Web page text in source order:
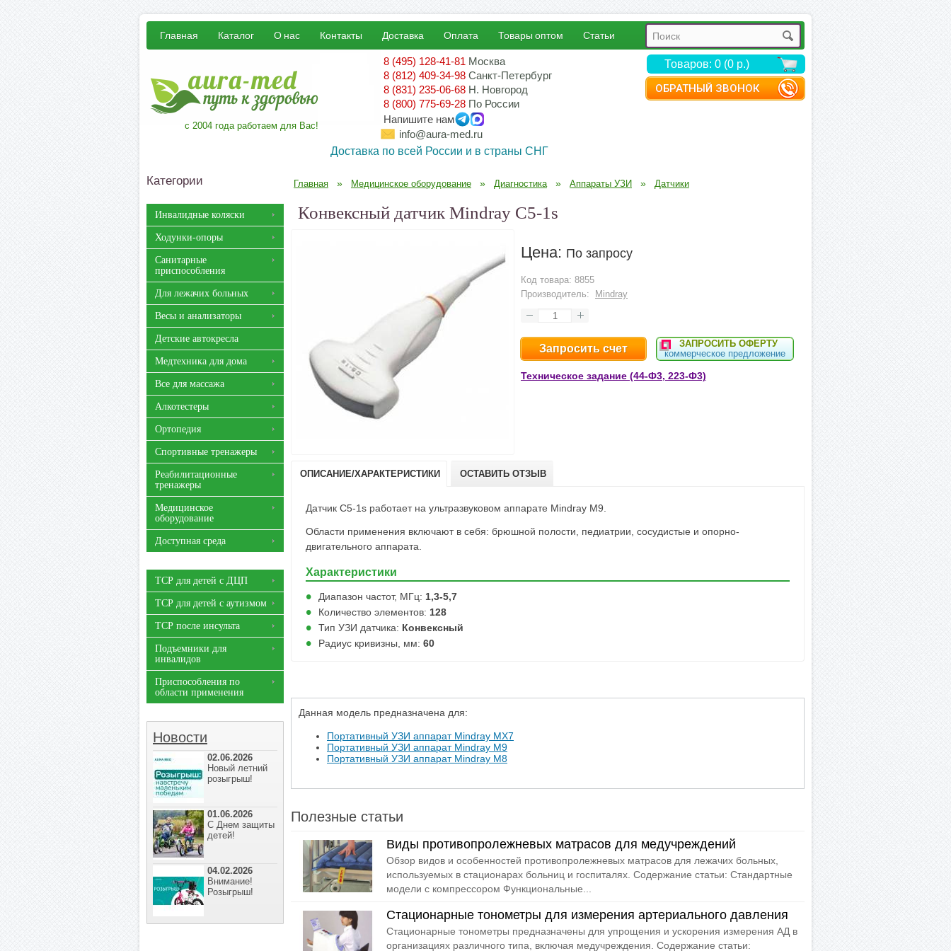
ОБРАТНЫЙ ЗВОНОК
Главная Каталог О нас Контакты Доставка Оплата Товары оптом Статьи
с 2004 года работаем для Вас!
8 (495) 128-41-81 Москва
8 (812) 409-34-98 Санкт-Петербург
8 (831) 235-06-68 Н. Новгород
8 (800) 775-69-28 По России
Напишите нам
info@aura-med.ru
Доставка по всей России и в страны СНГ
Товаров: 0 (0 р.)
Категории
Инвалидные коляски
Ходунки-опоры
Санитарные
приспособления
Для лежачих больных
Весы и анализаторы
Детские автокресла
Медтехника для дома
Все для массажа
Алкотестеры
Ортопедия
Спортивные тренажеры
Реабилитационные
тренажеры
Медицинское
оборудование
Доступная среда
ТСР для детей с ДЦП
ТСР для детей с аутизмом
ТСР после инсульта
Подъемники для
инвалидов
Приспособления по
области применения
Новости
02.06.2026
Новый летний
розыгрыш!
01.06.2026
С Днем защиты
детей!
04.02.2026
Внимание!
Розыгрыш!
Главная » Медицинское оборудование » Диагностика » Аппараты УЗИ » Датчики
Конвексный датчик Mindray С5-1s
Цена: По запросу
Код товара: 8855
Производитель:
Mindray
Запросить счет
ЗАПРОСИТЬ ОФЕРТУ
коммерческое предложение
Техническое задание (44-Ф3, 223-Ф3)
ОПИСАНИЕ/ХАРАКТЕРИСТИКИ ОСТАВИТЬ ОТЗЫВ
Датчик C5-1s работает на ультразвуковом аппарате Mindray M9.
Области применения включают в себя: брюшной полости, педиатрии, сосудистые и опорно-
двигательного аппарата.
Характеристики
Диапазон частот, МГц: 1,3-5,7
Количество элементов: 128
Тип УЗИ датчика: Конвексный
Радиус кривизны, мм: 60
Данная модель предназначена для:
Портативный УЗИ аппарат Mindray MX7
Портативный УЗИ аппарат Mindray M9
Портативный УЗИ аппарат Mindray M8
Полезные статьи
Виды противопролежневых матрасов для медучреждений
Обзор видов и особенностей противопролежневых матрасов для лежачих больных,
используемых в стационарах больниц и госпиталях. Содержание статьи: Стандартные
модели с компрессором Функциональные...
Стационарные тонометры для измерения артериального давления
Стационарные тонометры предназначены для упрощения и ускорения измерения АД в
организациях различного типа, включая медучреждения. Содержание статьи: